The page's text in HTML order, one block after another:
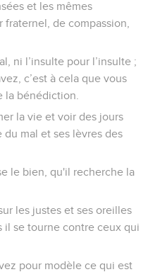
et les mêmes
de compassion,
ni l’insulte pour l’insulte ;
c’est à cela que vous
la bénédiction.
la vie et voir des jours
mal et ses lèvres des
le bien, qu'il recherche la
les justes et ses oreilles
il se tourne contre ceux qui
pour modèle ce qui est